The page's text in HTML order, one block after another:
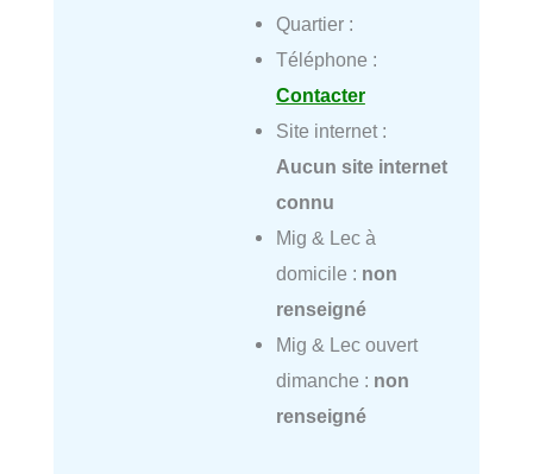
Quartier :
Téléphone :
Contacter
Site internet :
Aucun site internet
connu
Mig & Lec à
domicile : non
renseigné
Mig & Lec ouvert
dimanche : non
renseigné